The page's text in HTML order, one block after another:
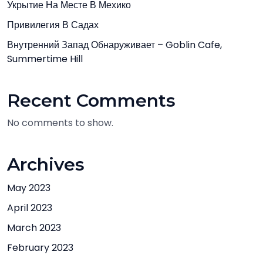
Укрытие На Месте В Мехико
Привилегия В Садах
Внутренний Запад Обнаруживает – Goblin Cafe,
Summertime Hill
Recent Comments
No comments to show.
Archives
May 2023
April 2023
March 2023
February 2023